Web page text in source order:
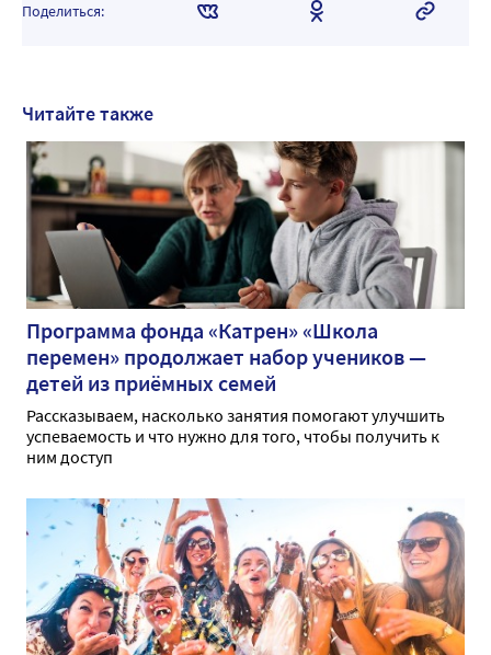
Поделиться:
Читайте также
Программа фонда «Катрен» «Школа
перемен» продолжает набор учеников —
детей из приёмных семей
Рассказываем, насколько занятия помогают улучшить
успеваемость и что нужно для того, чтобы получить к
ним доступ